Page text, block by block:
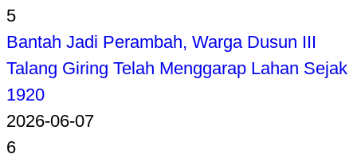
5
Bantah Jadi Perambah, Warga Dusun III
Talang Giring Telah Menggarap Lahan Sejak
1920
2026-06-07
6